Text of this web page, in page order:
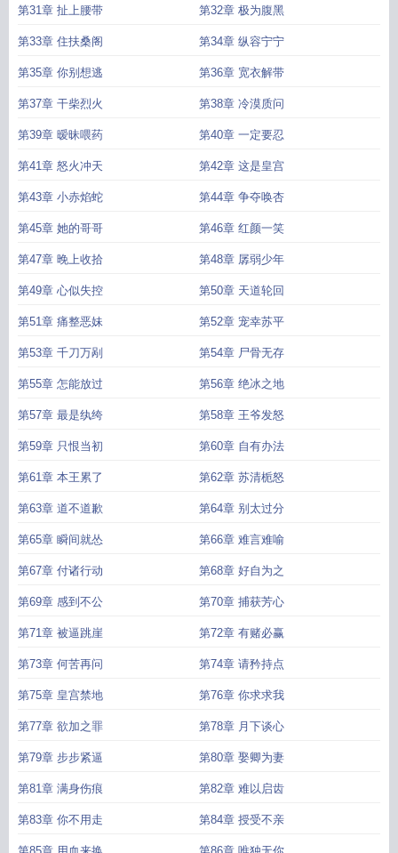
第31章 扯上腰带 第32章 极为腹黑
第33章 住扶桑阁 第34章 纵容宁宁
第35章 你别想逃 第36章 宽衣解带
第37章 干柴烈火 第38章 冷漠质问
第39章 暧昧喂药 第40章 一定要忍
第41章 怒火冲天 第42章 这是皇宫
第43章 小赤焰蛇 第44章 争夺唤杏
第45章 她的哥哥 第46章 红颜一笑
第47章 晚上收拾 第48章 孱弱少年
第49章 心似失控 第50章 天道轮回
第51章 痛整恶妹 第52章 宠幸苏平
第53章 千刀万剐 第54章 尸骨无存
第55章 怎能放过 第56章 绝冰之地
第57章 最是纨绔 第58章 王爷发怒
第59章 只恨当初 第60章 自有办法
第61章 本王累了 第62章 苏清栀怒
第63章 道不道歉 第64章 别太过分
第65章 瞬间就怂 第66章 难言难喻
第67章 付诸行动 第68章 好自为之
第69章 感到不公 第70章 捕获芳心
第71章 被逼跳崖 第72章 有赌必赢
第73章 何苦再问 第74章 请矜持点
第75章 皇宫禁地 第76章 你求求我
第77章 欲加之罪 第78章 月下谈心
第79章 步步紧逼 第80章 娶卿为妻
第81章 满身伤痕 第82章 难以启齿
第83章 你不用走 第84章 授受不亲